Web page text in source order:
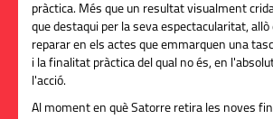
pràctica. Més que un resultat visualment
que destaqui per la seva espectacularitat, allò
reparar en els actes que emmarquen una
i la finalitat pràctica del qual no és, en
l'acció.
Al moment en què Satorre retira les noves